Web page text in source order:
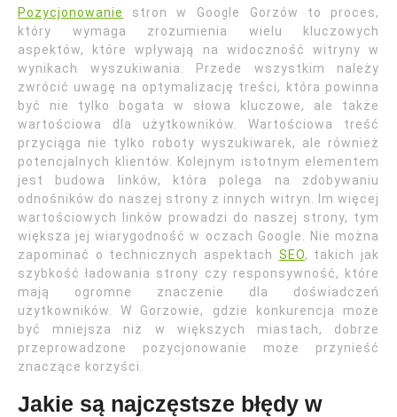
Pozycjonowanie
stron w Google Gorzów to proces,
który wymaga zrozumienia wielu kluczowych
aspektów, które wpływają na widoczność witryny w
wynikach wyszukiwania. Przede wszystkim należy
zwrócić uwagę na optymalizację treści, która powinna
być nie tylko bogata w słowa kluczowe, ale także
wartościowa dla użytkowników. Wartościowa treść
przyciąga nie tylko roboty wyszukiwarek, ale również
potencjalnych klientów. Kolejnym istotnym elementem
jest budowa linków, która polega na zdobywaniu
odnośników do naszej strony z innych witryn. Im więcej
wartościowych linków prowadzi do naszej strony, tym
większa jej wiarygodność w oczach Google. Nie można
zapominać o technicznych aspektach SEO, takich jak
szybkość ładowania strony czy responsywność, które
mają ogromne znaczenie dla doświadczeń
użytkowników. W Gorzowie, gdzie konkurencja może
być mniejsza niż w większych miastach, dobrze
przeprowadzone pozycjonowanie może przynieść
znaczące korzyści.
Jakie są najczęstsze błędy w